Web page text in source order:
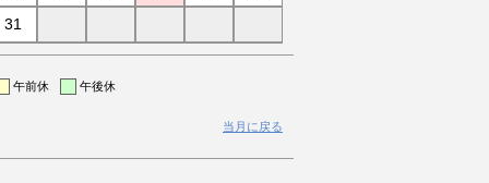
31
午前休 午後休
当月に戻る